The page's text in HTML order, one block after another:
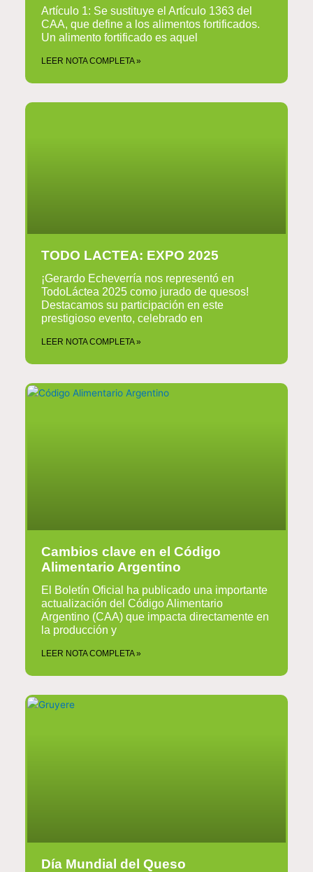
Artículo 1: Se sustituye el Artículo 1363 del
CAA, que define a los alimentos fortificados.
Un alimento fortificado es aquel
LEER NOTA COMPLETA »
TODO LACTEA: EXPO 2025
¡Gerardo Echeverría nos representó en
TodoLáctea 2025 como jurado de quesos!
Destacamos su participación en este
prestigioso evento, celebrado en
LEER NOTA COMPLETA »
Cambios clave en el Código
Alimentario Argentino
El Boletín Oficial ha publicado una importante
actualización del Código Alimentario
Argentino (CAA) que impacta directamente en
la producción y
LEER NOTA COMPLETA »
Día Mundial del Queso